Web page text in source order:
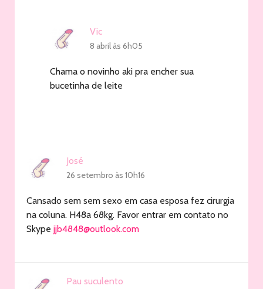
Vic
8 abril às 6h05
Chama o novinho aki pra encher sua
bucetinha de leite
José
26 setembro às 10h16
Cansado sem sem sexo em casa esposa fez cirurgia
na coluna. H48a 68kg. Favor entrar em contato no
Skype jjb4848@outlook.com
Pau suculento